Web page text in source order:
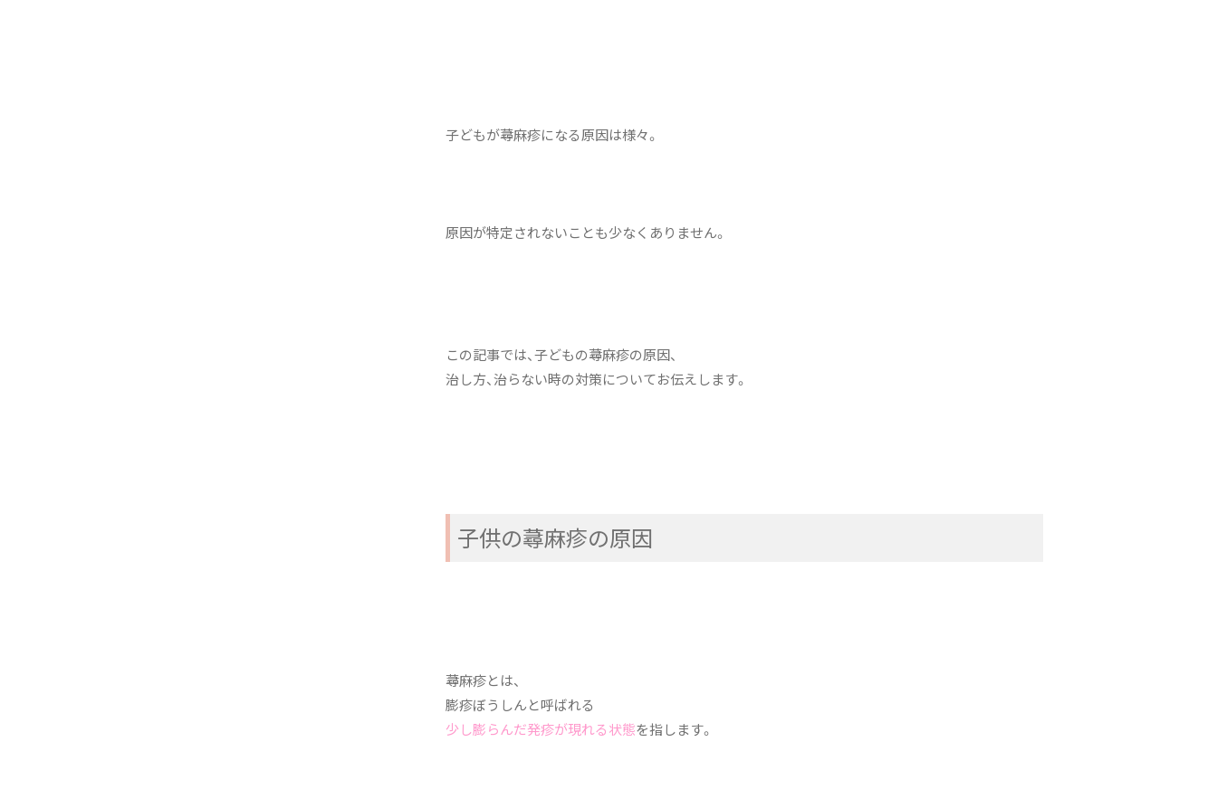
子どもが蕁麻疹になる原因は様々。
原因が特定されないことも少なくありません。
この記事では、子どもの蕁麻疹の原因、
治し方、治らない時の対策についてお伝えします。
子供の蕁麻疹の原因
蕁麻疹とは、
膨疹ぼうしんと呼ばれる
少し膨らんだ発疹が現れる状態を指します。